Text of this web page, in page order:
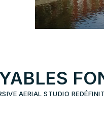
AERIAL STUDIO